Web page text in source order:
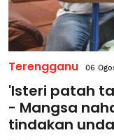
Terengganu 06
'Isteri patah
- Mangsa
tindakan